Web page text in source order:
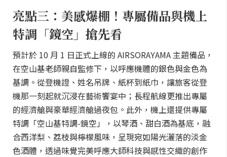
亮點三：美感爆棚！專屬備品與機上
特調「鏡空」搶先看
預計於 10 月 1 日正式上線的 AIRSORAYAMA 主題備品，
在空山基老師親自監修下，以呼應機體的銀色與金色為
基調。從登機證、姓名吊牌、紙杯到紙巾，讓旅客從登
機那一刻起就沉浸在藝術饗宴中；長程航線更推出專屬
的經濟艙與豪華經濟艙過夜包。此外，機上還提供專屬
特調「空山基特調-鏡空」，以琴酒、甜白酒為基底，融
合西洋梨、荔枝與檸檬風味，呈現宛如陽光灑落的淡金
色酒體，透過味覺完美呼應大師科技與感性交織的創作